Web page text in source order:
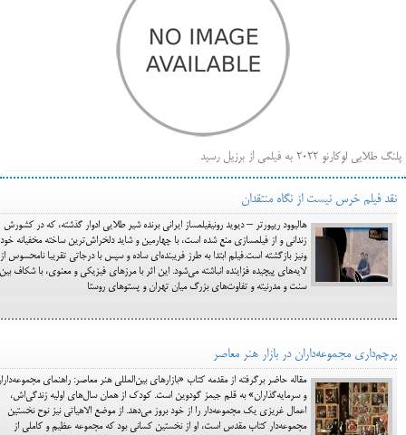
پلنگ طلایی لوکارنو ۲۰۲۲ به فیلمی از برزیل رسید
فهرست فیلم‌های بخش مسابقه جشنواره فیلم ونیز ۲۰۲۲ مشخص شد، سهم پررنگ ایرانی‌ها
بیرون راندن فیلم‌های منتسب به حامیان کرملین از جشنواره کن، راه برای مستقل‌ها باز است
نقد فیلم خرس نیست از نگاه منتقدان
هالیوود ریپورتر – دیوید رونیفیلمساز ایرانی برنده شیر طلایی ادوار گذشته، که در کشورش
زندانی و از فیلمسازی منع شده است، با چهارمین و شاید دلخراش‌ترین ساخته مخفیانه
ونیز بازگشته است.فیلم ابتدا به طرز فریبنده‌‌ای ساده و سپس با درجاتی تقریبا نامحسوس از
لایه‌های پیچیده فزاینده انباشته می‌شود. این اثر با مرزهای فیزیکی و معنوی، با شکاف بین
سنت و مدرنیته و تفاوت‌های بزرگ میان تهران و پستوهای روستا
پرچم‌داری مجموعه‌داران در بازار هنر معاصر
مقاله‌ حاضر برگرفته از مقدمه‌ کتاب «بازار‌های بین‌المللی هنر معاصر: راهنمای
و سرمایه‌گذاران» به قلم جیمز گودوین است. کودک از همان سال‌های اولیه زندگی‌اش،
اعمال غریزی یک مجموعه‌دار را از خود بروز می‌دهد. از موضع الاهیاتی نیز نوح نخستین
مجموعه‌دار کتاب مقدس است، او از نخستین کسانی بود که مجموعه عظیم و کاملی از